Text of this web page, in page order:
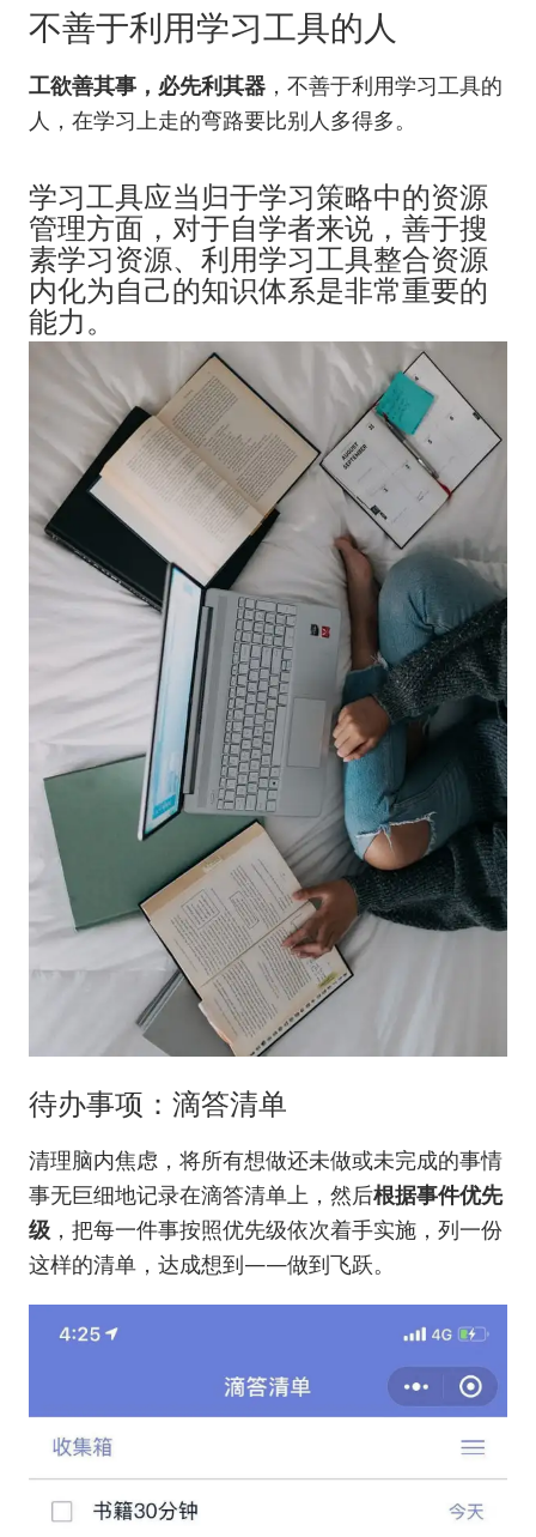
不善于利用学习工具的人
工欲善其事，必先利其器 ，不善于利用学习工具的
人，在学习上走的弯路要比别人多得多。
学习工具应当归于学习策略中的资源
管理方面，对于自学者来说，善于搜
素学习资源、利用学习工具整合资源
内化为自己的知识体系是非常重要的
能力。
待办事项：滴答清单
清理脑内焦虑，将所有想做还未做或未完成的事情
事无巨细地记录在滴答清单上，然后根据事件优先
级 ，把每一件事按照优先级依次着手实施，列一份
这样的清单，达成想到——做到飞跃。